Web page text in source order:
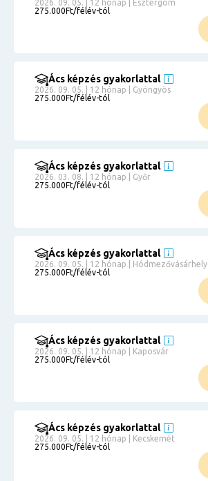
2026. 09. 05. | 12 hónap | Esztergom
275.000Ft/félév-tól
Ács képzés gyakorlattal
2026. 09. 05. | 12 hónap | Gyöngyös
275.000Ft/félév-tól
Ács képzés gyakorlattal
2026. 03. 08. | 12 hónap | Győr
275.000Ft/félév-tól
Ács képzés gyakorlattal
2026. 09. 05. | 12 hónap | Hódmezővásárhely
275.000Ft/félév-tól
Ács képzés gyakorlattal
2026. 09. 05. | 12 hónap | Kaposvár
275.000Ft/félév-tól
Ács képzés gyakorlattal
2026. 09. 05. | 12 hónap | Kecskemét
275.000Ft/félév-tól